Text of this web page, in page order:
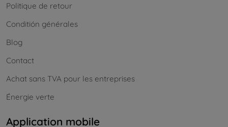
Politique de retour
Conditión générales
Blog
Contact
Achat sans TVA pour les entreprises
Énergie verte
Application mobile